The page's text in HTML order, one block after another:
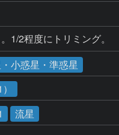
1/2程度にトリミング。
小惑星・準惑星
流星